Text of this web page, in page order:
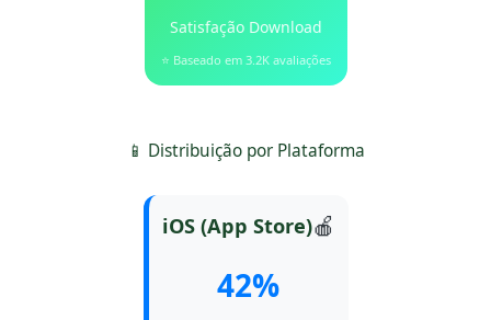
Satisfação Download
⭐ Baseado em 3.2K avaliações
📱 Distribuição por Plataforma
iOS (App Store)🍎
42%